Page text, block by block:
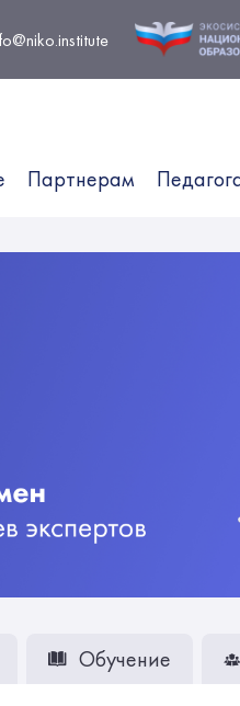
Партнерам
Обучение